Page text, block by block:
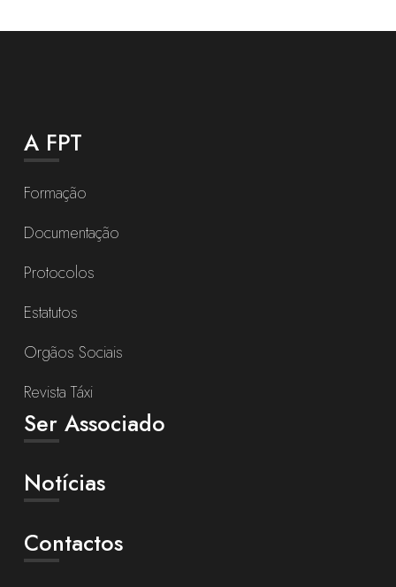
A FPT
Formação
Documentação
Protocolos
Estatutos
Orgãos Sociais
Revista Táxi
Ser Associado
Notícias
Contactos